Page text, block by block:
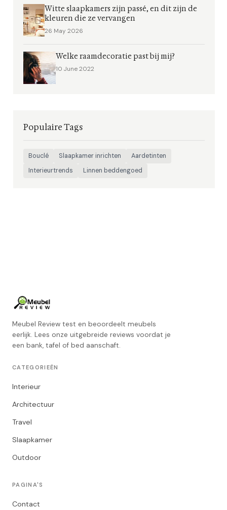
Witte slaapkamers zijn passé, en dit zijn de
kleuren die ze vervangen
26 May 2026
Welke raamdecoratie past bij mij?
10 June 2022
Populaire Tags
Bouclé Slaapkamer inrichten
Aardetinten
Interieurtrends
Linnen beddengoed
Meubel Review test en beoordeelt meubels
eerlijk. Lees onze uitgebreide reviews voordat je
een bank, tafel of bed aanschaft.
CATEGORIEËN
Interieur
Architectuur
Travel
Slaapkamer
Outdoor
PAGINA'S
Contact